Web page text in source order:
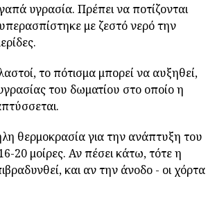
υγρασία. Πρέπει να ποτίζονται
με ζεστό νερό την
το πότισμα μπορεί να αυξηθεί,
του δωματίου στο οποίο η
θερμοκρασία για την ανάπτυξη του
20 μοίρες. Αν πέσει κάτω, τότε η
και αν την άνοδο - οι χόρτα